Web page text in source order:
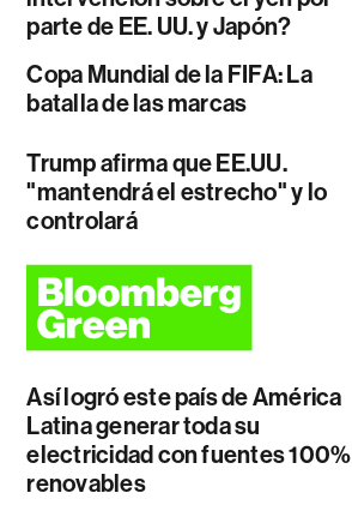
parte de EE. UU. y Japón?
Copa Mundial de la FIFA: La
batalla de las marcas
Trump afirma que EE.UU.
"mantendrá el estrecho" y lo
controlará
Así logró este país de América
Latina generar toda su
electricidad con fuentes 100%
renovables